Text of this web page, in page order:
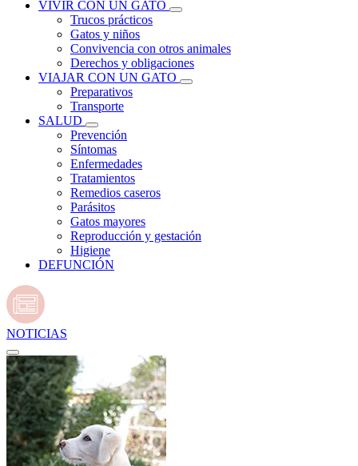
VIVIR CON UN GATO
Trucos prácticos
Gatos y niños
Convivencia con otros animales
Derechos y obligaciones
VIAJAR CON UN GATO
Preparativos
Transporte
SALUD
Prevención
Síntomas
Enfermedades
Tratamientos
Remedios caseros
Parásitos
Gatos mayores
Reproducción y gestación
Higiene
DEFUNCIÓN
NOTICIAS